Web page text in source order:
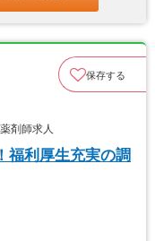
保存する
剤師求人
福利厚生充実の調